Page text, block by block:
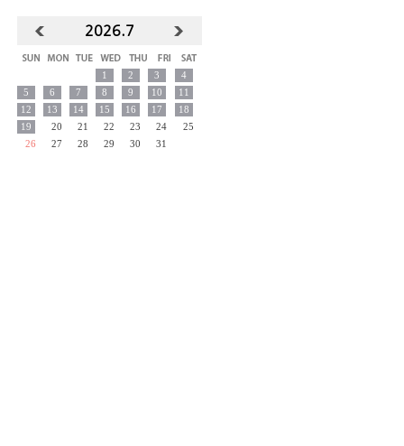
2026.7
1 2 3
4
5
6 7 8 9 10
11
12
13 14 15 16 17
18
19
20 21 22 23 24
25
26
27 28 29 30 31